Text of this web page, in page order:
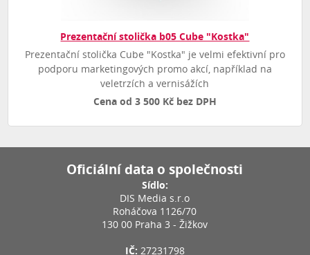
Prezentační stolička b05 Cube "Kostka"
Prezentační stolička Cube "Kostka" je velmi efektivní pro
podporu marketingových promo akcí, například na
veletrzích a vernisážích
Cena od 3 500 Kč bez DPH
Oficiální data o společnosti
Sídlo:
DIS Media s.r.o
Roháčova 1126/70
130 00 Praha 3 - Žižkov
IČ: 27231798